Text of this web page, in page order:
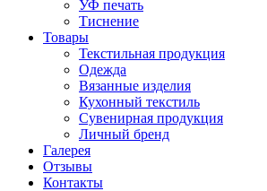
УФ печать
Тиснение
Товары
Текстильная продукция
Одежда
Вязанные изделия
Кухонный текстиль
Сувенирная продукция
Личный бренд
Галерея
Отзывы
Контакты